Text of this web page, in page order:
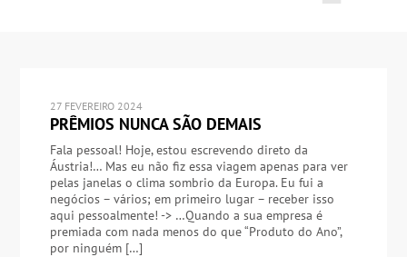
27 FEVEREIRO 2024
PRÊMIOS NUNCA SÃO DEMAIS
Fala pessoal! Hoje, estou escrevendo direto da
Áustria!… Mas eu não fiz essa viagem apenas para ver
pelas janelas o clima sombrio da Europa. Eu fui a
negócios – vários; em primeiro lugar – receber isso
aqui pessoalmente! -> …Quando a sua empresa é
premiada com nada menos do que “Produto do Ano”,
por ninguém […]